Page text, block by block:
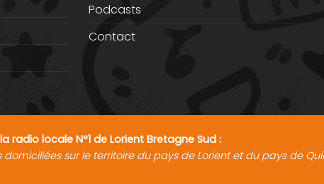
Podcasts
Contact
la radio locale N°1 de Lorient Bretagne Sud :
sur le territoire du pays de Lorient et du pays de